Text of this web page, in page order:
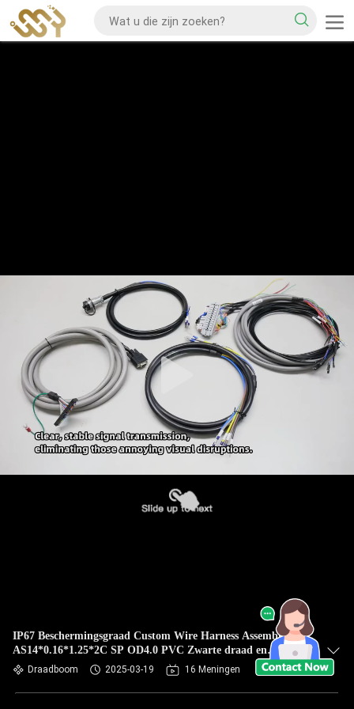
IP67 Beschermingsgraad Custom Wire Harness Assembly met
AS14*0.16*1.25*2C SP OD4.0 PVC Zwarte draad en
aanpassing
Draadboom 2025-03-19 16 Meningen